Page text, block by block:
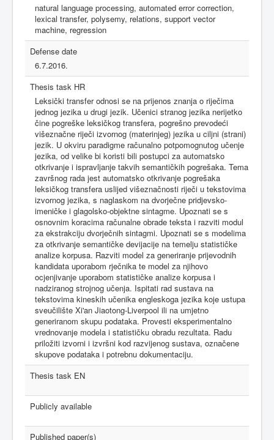
natural language processing, automated error correction,
lexical transfer, polysemy, relations, support vector
machine, regression
Defense date
6.7.2016.
Thesis task HR
Leksički transfer odnosi se na prijenos znanja o riječima
jednog jezika u drugi jezik. Učenici stranog jezika nerijetko
čine pogreške leksičkog transfera, pogrešno prevodeći
višeznačne riječi izvornog (materinjeg) jezika u ciljni (strani)
jezik. U okviru paradigme računalno potpomognutog učenje
jezika, od velike bi koristi bili postupci za automatsko
otkrivanje i ispravljanje takvih semantičkih pogrešaka. Tema
završnog rada jest automatsko otkrivanje pogrešaka
leksičkog transfera uslijed višeznačnosti riječi u tekstovima
izvornog jezika, s naglaskom na dvorječne pridjevsko-
imeničke i glagolsko-objektne sintagme. Upoznati se s
osnovnim koracima računalne obrade teksta i razviti modul
za ekstrakciju dvorječnih sintagmi. Upoznati se s modelima
za otkrivanje semantičke devijacije na temelju statističke
analize korpusa. Razviti model za generiranje prijevodnih
kandidata uporabom rječnika te model za njihovo
ocjenjivanje uporabom statističke analize korpusa i
nadziranog strojnog učenja. Ispitati rad sustava na
tekstovima kineskih učenika engleskoga jezika koje ustupa
sveučilište Xi'an Jiaotong-Liverpool ili na umjetno
generiranom skupu podataka. Provesti eksperimentalno
vrednovanje modela i statističku obradu rezultata. Radu
priložiti izvorni i izvršni kod razvijenog sustava, označene
skupove podataka i potrebnu dokumentaciju.
Thesis task EN
Publicly available
Published paper(s)